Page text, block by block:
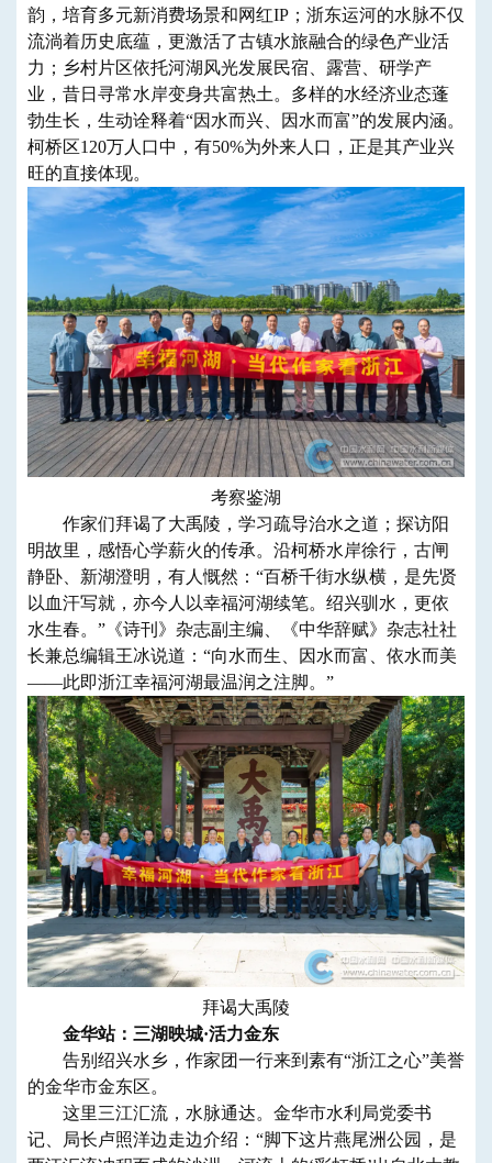
韵，培育多元新消费场景和网红IP；浙东运河的水脉不仅
流淌着历史底蕴，更激活了古镇水旅融合的绿色产业活
力；乡村片区依托河湖风光发展民宿、露营、研学产
业，昔日寻常水岸变身共富热土。多样的水经济业态蓬
勃生长，生动诠释着“因水而兴、因水而富”的发展内涵。
柯桥区120万人口中，有50%为外来人口，正是其产业兴
旺的直接体现。
考察鉴湖
作家们拜谒了大禹陵，学习疏导治水之道；探访阳
明故里，感悟心学薪火的传承。沿柯桥水岸徐行，古闸
静卧、新湖澄明，有人慨然：“百桥千街水纵横，是先贤
以血汗写就，亦今人以幸福河湖续笔。绍兴驯水，更依
水生春。”《诗刊》杂志副主编、《中华辞赋》杂志社社
长兼总编辑王冰说道：“向水而生、因水而富、依水而美
——此即浙江幸福河湖最温润之注脚。”
拜谒大禹陵
金华站：三湖映城·活力金东
告别绍兴水乡，作家团一行来到素有“浙江之心”美誉
的金华市金东区。
这里三江汇流，水脉通达。金华市水利局党委书
记、局长卢照洋边走边介绍：“脚下这片燕尾洲公园，是